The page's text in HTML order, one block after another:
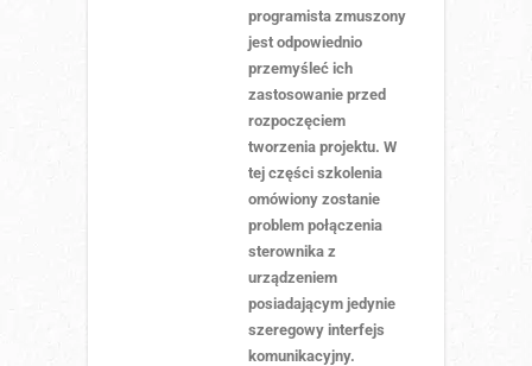
programista zmuszony
jest odpowiednio
przemyśleć ich
zastosowanie przed
rozpoczęciem
tworzenia projektu. W
tej części szkolenia
omówiony zostanie
problem połączenia
sterownika z
urządzeniem
posiadającym jedynie
szeregowy interfejs
komunikacyjny.